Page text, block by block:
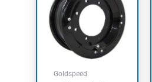
Goldspeed